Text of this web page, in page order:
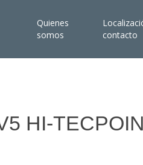
Quienes
somos
contacto
HI-